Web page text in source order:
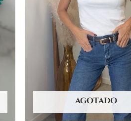
AGOTADO